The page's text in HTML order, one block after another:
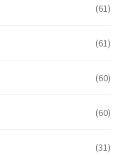
(61)
(61)
(60)
(60)
(31)